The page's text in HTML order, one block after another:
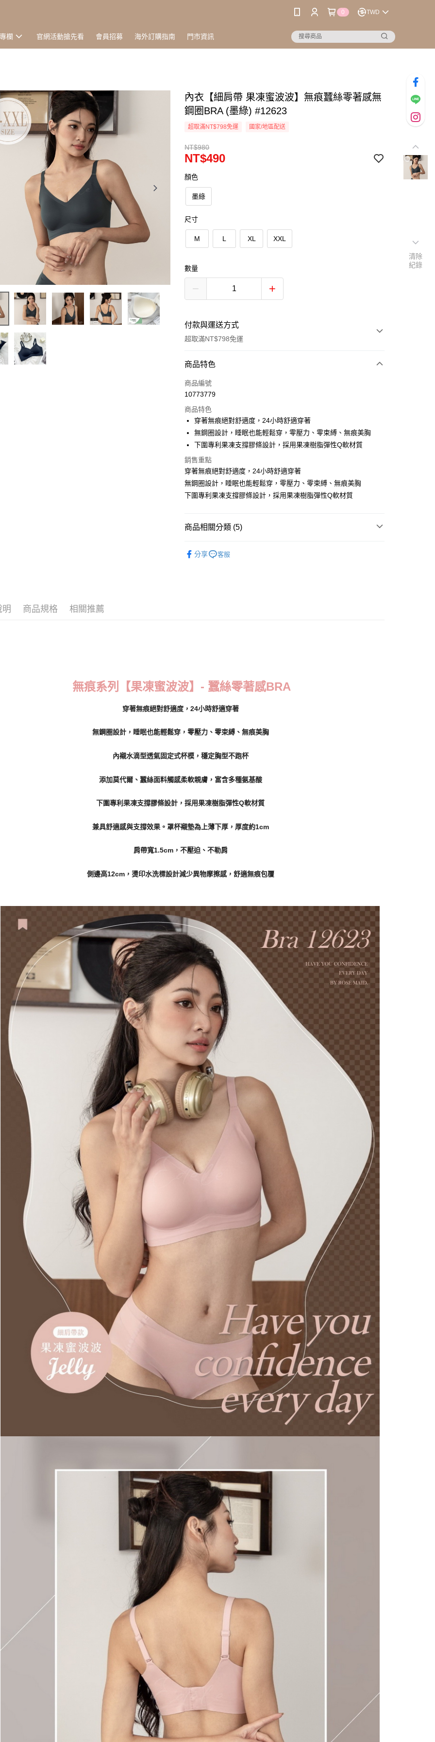
0 TWD
欄 官網活動搶先看 會員招募 海外訂購指南 門市資訊
內衣【細肩帶 果凍蜜波波】無痕蠶絲零著感無
鋼圈BRA (墨綠) #12623
超取滿NT$798免運 國家/地區配送
NT$980
NT$490
顏色
墨綠
尺寸
M L XL XXL
數量
付款與運送方式
超取滿NT$798免運
付款方式
信用卡一次付款
LINE Pay
Apple Pay
悠遊付
ATM付款
全家取貨付款
7-11取貨付款
每筆NT$70，滿NT$798(含以上)免運費
付款後7-11取貨
每筆NT$70，滿NT$799(含以上)免運費
離島宅配
貨到付款
商品特色
商品編號
10773779
商品特色
穿著無痕絕對舒適度，24小時舒適穿著
無鋼圈設計，睡眠也能輕鬆穿，零壓力、零束縛、無痕美胸
下圍專利果凍支撐膠條設計，採用果凍樹脂彈性Q軟材質
銷售重點
穿著無痕絕對舒適度，24小時舒適穿著
無鋼圈設計，睡眠也能輕鬆穿，零壓力、零束縛、無痕美胸
下圍專利果凍支撐膠條設計，採用果凍樹脂彈性Q軟材質
商品相關分類 (5)
分享 客服
明 商品規格 相關推薦
無痕系列【果凍蜜波波】- 蠶絲零著感BRA
穿著無痕絕對舒適度，24小時舒適穿著
無鋼圈設計，睡眠也能輕鬆穿，零壓力、零束縛、無痕美胸
內襯水滴型透氣固定式杯模，穩定胸型不跑杯
添加莫代爾、蠶絲面料觸感柔軟親膚，富含多種氨基酸
下圍專利果凍支撐膠條設計，採用果凍樹脂彈性Q軟材質
兼具舒適感與支撐效果。罩杯襯墊為上薄下厚，厚度約1cm
肩帶寬1.5cm，不壓迫、不勒肩
側邊高12cm，燙印水洗標設計減少異物摩擦感，舒適無痕包覆
清除
紀錄